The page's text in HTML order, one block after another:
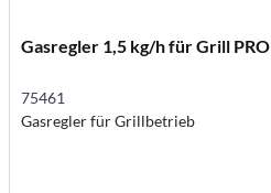
Gasregler 1,5 kg/h für Grill PRO
75461
Gasregler für Grillbetrieb